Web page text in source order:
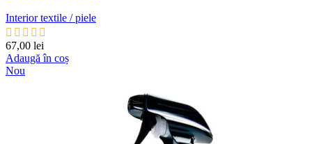
Interior textile / piele
67,00 lei
Adaugă în coș
Nou